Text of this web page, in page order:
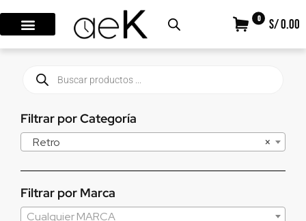
0 S/ 0.00
Filtrar por Categoría
×
Retro
Filtrar por Marca
Cualquier MARCA